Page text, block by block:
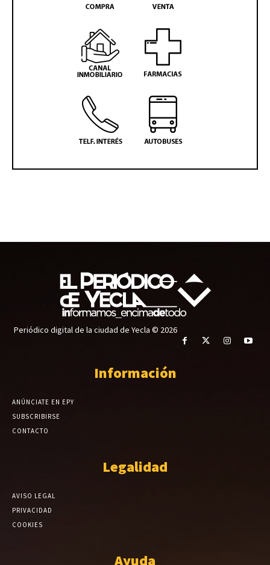
Periódico digital de la ciudad de Yecla © 2026
Información
ANÚNCIATE EN EPY
SUBSCRIBIRSE
CONTACTO
Legalidad
AVISO LEGAL
PRIVACIDAD
COOKIES
Ayuda